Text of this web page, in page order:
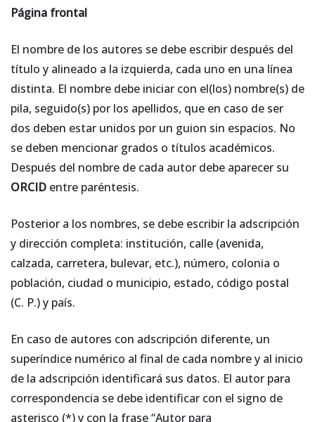
Página frontal
El nombre de los autores se debe escribir después del
título y alineado a la izquierda, cada uno en una línea
distinta. El nombre debe iniciar con el(los) nombre(s) de
pila, seguido(s) por los apellidos, que en caso de ser
dos deben estar unidos por un guion sin espacios. No
se deben mencionar grados o títulos académicos.
Después del nombre de cada autor debe aparecer su
ORCID entre paréntesis.
Posterior a los nombres, se debe escribir la adscripción
y dirección completa: institución, calle (avenida,
calzada, carretera, bulevar, etc.), número, colonia o
población, ciudad o municipio, estado, código postal
(C. P.) y país.
En caso de autores con adscripción diferente, un
superíndice numérico al final de cada nombre y al inicio
de la adscripción identificará sus datos. El autor para
correspondencia se debe identificar con el signo de
asterisco (*) y con la frase “Autor para